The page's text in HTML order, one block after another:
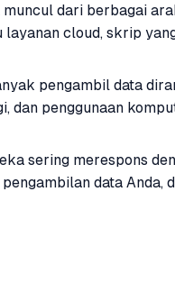
dari berbagai
cloud, skrip
pengambil data
penggunaan
sering merespons
data Anda,